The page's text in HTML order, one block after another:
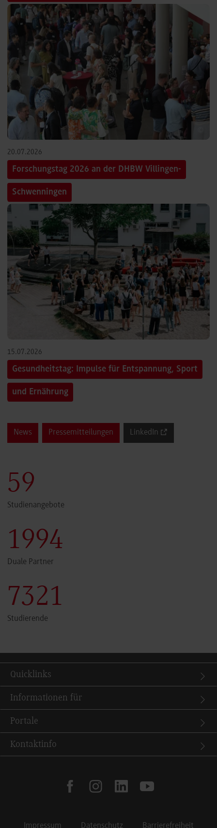
20.07.2026
Forschungstag 2026 an der DHBW Villingen-
Schwenningen
15.07.2026
Gesundheitstag: Impulse für Entspannung, Sport
und Ernährung
News Pressemitteilungen LinkedIn
60
Studienangebote
2000
Duale Partner
7341
Studierende
Quicklinks
Informationen für
Portale
Kontaktinfo
facebookinstagramlinkedin youtube